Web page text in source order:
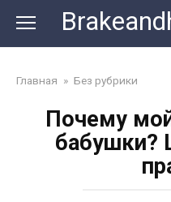
content
Главная » Без рубрики
Почему